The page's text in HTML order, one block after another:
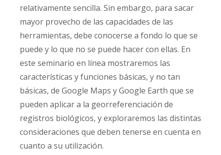
relativamente sencilla. Sin embargo, para sacar
mayor provecho de las capacidades de las
herramientas, debe conocerse a fondo lo que se
puede y lo que no se puede hacer con ellas. En
este seminario en línea mostraremos las
características y funciones básicas, y no tan
básicas, de Google Maps y Google Earth que se
pueden aplicar a la georreferenciación de
registros biológicos, y exploraremos las distintas
consideraciones que deben tenerse en cuenta en
cuanto a su utilización.